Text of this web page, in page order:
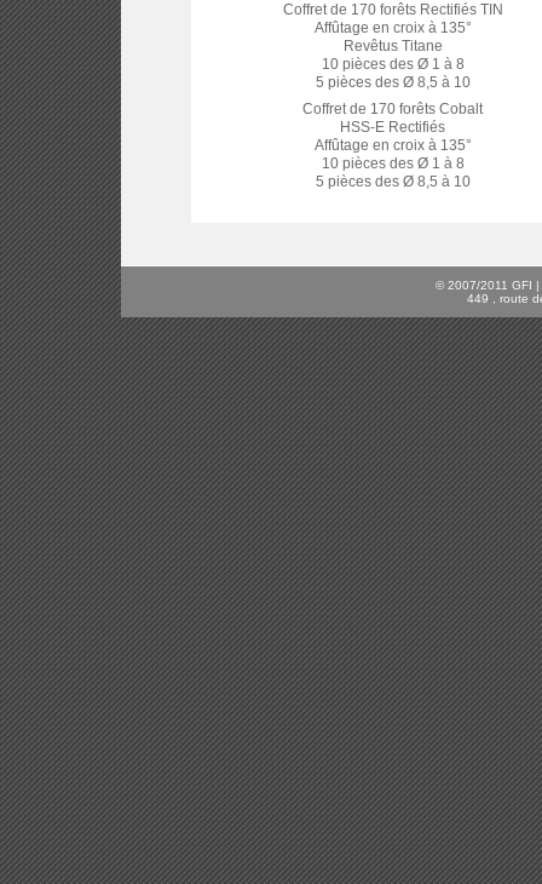
Coffret de 170 forêts Rectifiés TIN
Affûtage en croix à 135°
Revêtus Titane
10 pièces des Ø 1 à 8
5 pièces des Ø 8,5 à 10
Coffret de 170 forêts Cobalt
HSS-E Rectifiés
Affûtage en croix à 135°
10 pièces des Ø 1 à 8
5 pièces des Ø 8,5 à 10
© 2007/2011 GFI
449 , route